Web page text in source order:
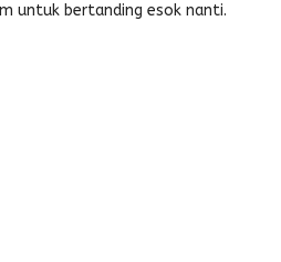
untuk bertanding esok nanti.